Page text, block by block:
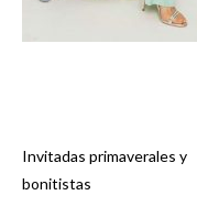
Navegación
Invitadas primaverales y
bonitistas